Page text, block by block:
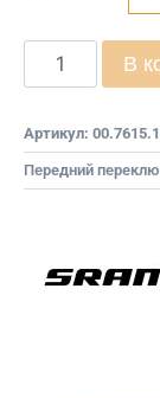
В
Артикул:
Передний